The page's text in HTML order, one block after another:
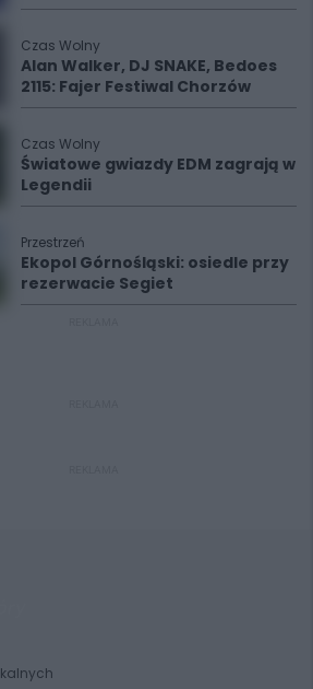
Czas Wolny
Alan Walker, DJ SNAKE, Bedoes
2115: Fajer Festiwal Chorzów
Czas Wolny
Światowe gwiazdy EDM zagrają w
Legendii
Przestrzeń
Ekopol Górnośląski: osiedle przy
rezerwacie Segiet